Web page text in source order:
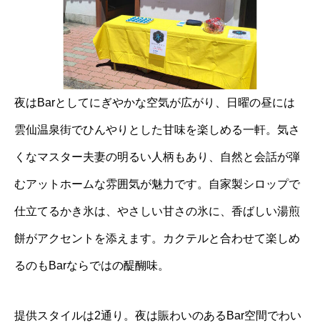
夜はBarとしてにぎやかな空気が広がり、日曜の昼には
雲仙温泉街でひんやりとした甘味を楽しめる一軒。気さ
くなマスター夫妻の明るい人柄もあり、自然と会話が弾
むアットホームな雰囲気が魅力です。自家製シロップで
仕立てるかき氷は、やさしい甘さの氷に、香ばしい湯煎
餅がアクセントを添えます。カクテルと合わせて楽しめ
るのもBarならではの醍醐味。
提供スタイルは2通り。夜は賑わいのあるBar空間でわい